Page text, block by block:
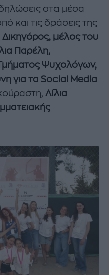
στα μέσα
και τις δράσεις της
Δικηγόρος, μέλος του
Παρέλη,
Ψυχολόγων,
για τα Social
Media
Λίλια